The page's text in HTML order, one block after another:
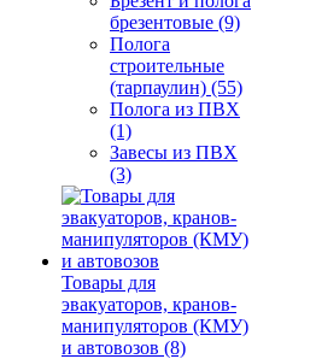
брезентовые (9)
Полога
строительные
(тарпаулин) (55)
Полога из ПВХ
(1)
Завесы из ПВХ
(3)
Товары для
эвакуаторов, кранов-
манипуляторов (КМУ)
и автовозов (8)